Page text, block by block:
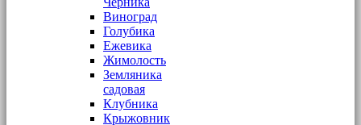
Виноград
Голубика
Ежевика
Жимолость
Земляника
садовая
Клубника
Крыжовник